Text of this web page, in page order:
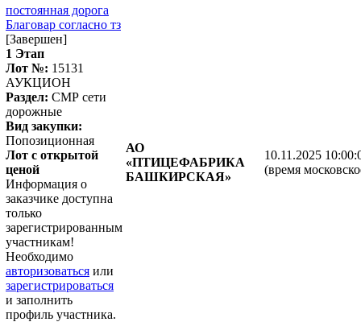
постоянная дорога
Благовар согласно тз
[Завершен]
1 Этап
Лот №: 15131
АУКЦИОН
Раздел: СМР сети
дорожные
Вид закупки:
Попозиционная
Лот с открытой
ценой
Информация о
заказчике доступна
только
зарегистрированным
участникам!
Необходимо
авторизоваться или
зарегистрироваться
и заполнить
профиль участника.
АО
«ПТИЦЕФАБРИКА
БАШКИРСКАЯ»
10.11.2025
(время